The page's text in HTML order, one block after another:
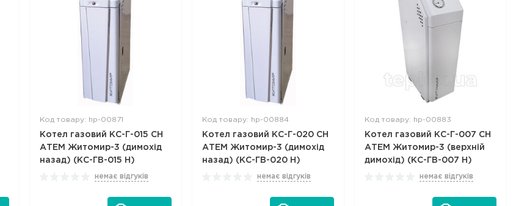
Код товару: hp-00871
Котел газовий КС-Г-015 СН
АТЕМ Житомир-3 (димохід
назад) (КС-ГВ-015 Н)
немає відгуків
Код товару: hp-00884
Котел газовий КС-Г-020 СН
АТЕМ Житомир-3 (димохід
назад) (КС-ГВ-020 Н)
немає відгуків
Код товару: hp-00883
Котел газовий КС-Г-007 СН
АТЕМ Житомир-3 (верхній
димохід) (КС-ГВ-007 Н)
немає відгуків